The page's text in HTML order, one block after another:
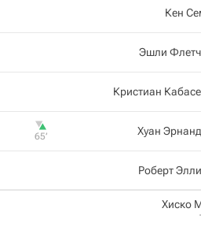
Кен
Эшли
Кристиан
Хуан
65‎’‎
Роберт
Хиско